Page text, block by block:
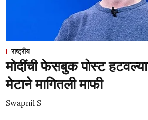
राष्ट्रीय
मोदींची फेसबुक पोस्ट
मेटाने मागितली माफी
Swapnil S